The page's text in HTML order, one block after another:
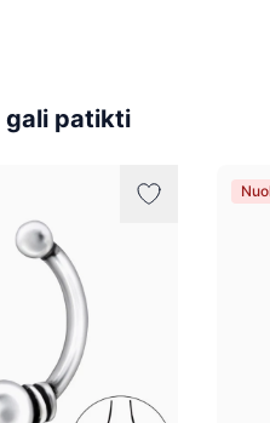
gali patikti